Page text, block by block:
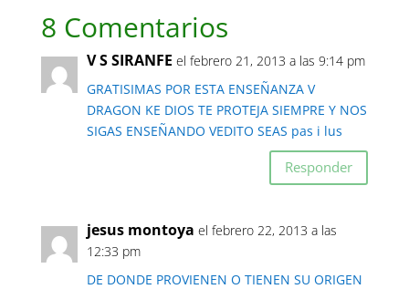
8 Comentarios
V S SIRANFE el febrero 21, 2013 a las 9:14 pm
GRATISIMAS POR ESTA ENSEÑANZA V
DRAGON KE DIOS TE PROTEJA SIEMPRE Y NOS
SIGAS ENSEÑANDO VEDITO SEAS pas i lus
Responder
jesus montoya el febrero 22, 2013 a las
12:33 pm
DE DONDE PROVIENEN O TIENEN SU ORIGEN